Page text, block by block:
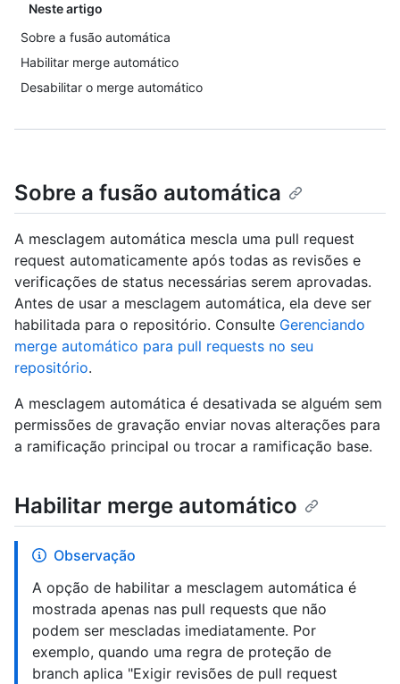
Neste artigo
Sobre a fusão automática
Habilitar merge automático
Desabilitar o merge automático
Sobre a fusão automática
A mesclagem automática mescla uma pull request
request automaticamente após todas as revisões e
verificações de status necessárias serem aprovadas.
Antes de usar a mesclagem automática, ela deve ser
habilitada para o repositório. Consulte Gerenciando
merge automático para pull requests no seu
repositório.
A mesclagem automática é desativada se alguém sem
permissões de gravação enviar novas alterações para
a ramificação principal ou trocar a ramificação base.
Habilitar merge automático
Observação
A opção de habilitar a mesclagem automática é
mostrada apenas nas pull requests que não
podem ser mescladas imediatamente. Por
exemplo, quando uma regra de proteção de
branch aplica "Exigir revisões de pull request